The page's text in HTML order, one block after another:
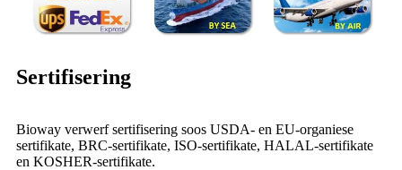
Sertifisering
Bioway verwerf sertifisering soos USDA- en EU-organiese
sertifikate, BRC-sertifikate, ISO-sertifikate, HALAL-sertifikate
en KOSHER-sertifikate.